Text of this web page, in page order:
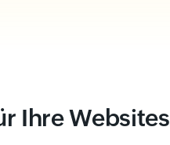
Ihre Websites